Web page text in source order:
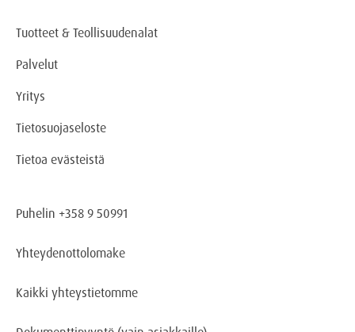
Tuotteet & Teollisuudenalat
Palvelut
Yritys
Tietosuojaseloste
Tietoa evästeistä
Puhelin +358 9 50991
Yhteydenottolomake
Kaikki yhteystietomme